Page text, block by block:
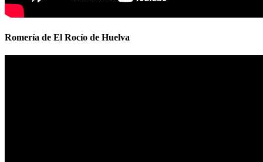
Romería de El Rocío de Huelva